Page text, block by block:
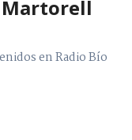
en Radio Bío